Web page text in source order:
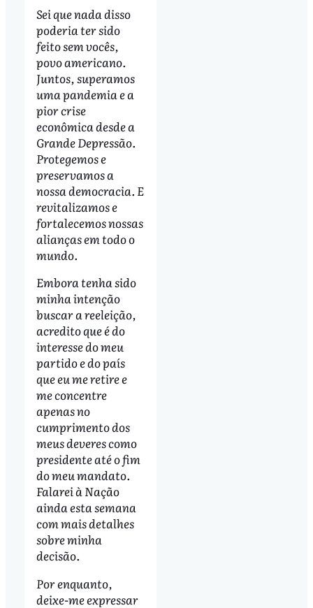
Sei que nada disso
poderia ter sido
feito sem vocês,
povo americano.
Juntos, superamos
uma pandemia e a
pior crise
econômica desde a
Grande Depressão.
Protegemos e
preservamos a
nossa democracia. E
revitalizamos e
fortalecemos nossas
alianças em todo o
mundo.
Embora tenha sido
minha intenção
buscar a reeleição,
acredito que é do
interesse do meu
partido e do país
que eu me retire e
me concentre
apenas no
cumprimento dos
meus deveres como
presidente até o fim
do meu mandato.
Falarei à Nação
ainda esta semana
com mais detalhes
sobre minha
decisão.
Por enquanto,
deixe-me expressar